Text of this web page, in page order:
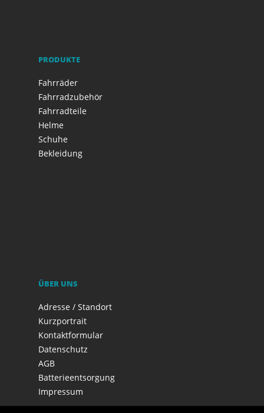
PRODUKTE
Fahrräder
Fahrradzubehör
Fahrradteile
Helme
Schuhe
Bekleidung
ÜBER UNS
Adresse / Standort
Kurzportrait
Kontaktformular
Datenschutz
AGB
Batterieentsorgung
Impressum